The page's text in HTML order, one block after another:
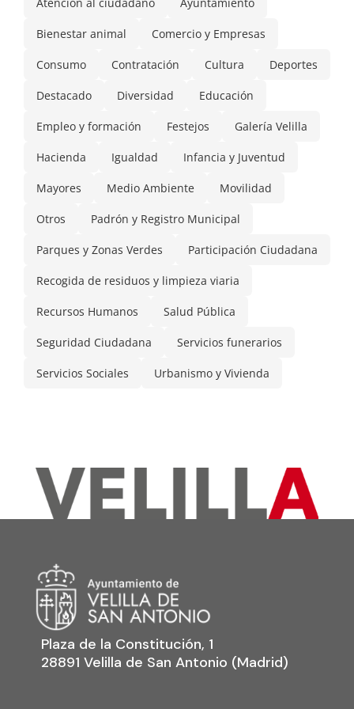
Bienestar animal Comercio y Empresas
Consumo Contratación Cultura Deportes
Destacado Diversidad Educación
Empleo y formación Festejos Galería Velilla
Hacienda Igualdad Infancia y Juventud
Mayores Medio Ambiente Movilidad
Otros Padrón y Registro Municipal
Parques y Zonas Verdes Participación Ciudadana
Recogida de residuos y limpieza viaria
Recursos Humanos Salud Pública
Seguridad Ciudadana Servicios funerarios
Servicios Sociales Urbanismo y Vivienda
Plaza de la Constitución, 1
28891 Velilla de San Antonio (Madrid)